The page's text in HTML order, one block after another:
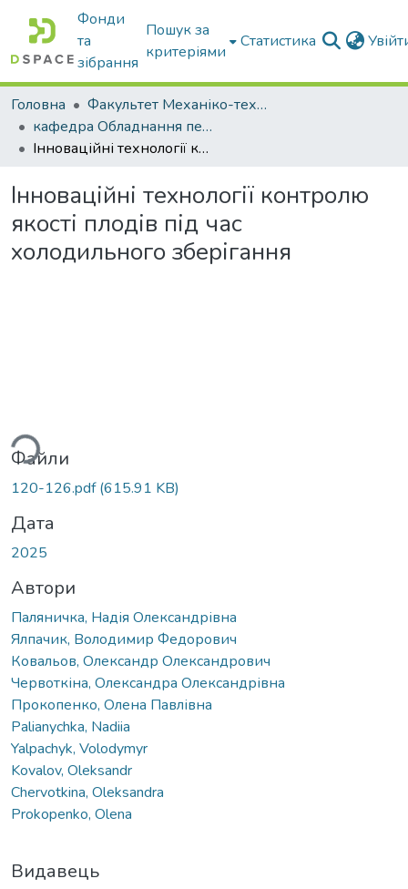
Фонди
та
зібрання
Пошук за
критеріями
Статистика
Головна
Факультет Механіко-технологічний
кафедра Обладнання переробних і харчових виробництв ім. професора Ф.Ю. Ялпачика
Інноваційні технології контролю якості плодів під час холодильного зберігання
Інноваційні технології контролю
якості плодів під час
холодильного зберігання
Файли
120-126.pdf(615.91 KB)
Дата
2025
Автори
Паляничка, Надія Олександрівна
Ялпачик, Володимир Федорович
Ковальов, Олександр Олександрович
Червоткіна, Олександра Олександрівна
Прокопенко, Олена Павлівна
Palianychka, Nadiia
Yalpachyk, Volodymyr
Kovalov, Oleksandr
Chervotkina, Oleksandra
Prokopenko, Olena
Видавець